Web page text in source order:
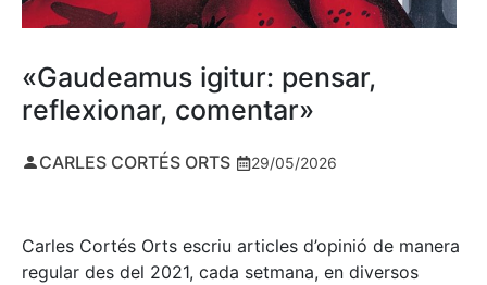
«Gaudeamus igitur: pensar,
reflexionar, comentar»
CARLES CORTÉS ORTS 29/05/2026
Carles Cortés Orts escriu articles d’opinió de manera
regular des del 2021, cada setmana, en diversos